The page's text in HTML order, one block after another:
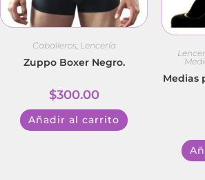
Caballeros, Lencería
Zuppo Boxer Negro.
$300.00
Añadir al carrito
Medias